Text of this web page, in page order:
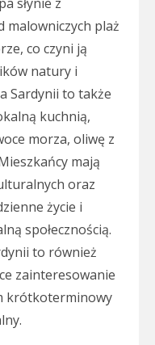
malowniczych plaż
co czyni ją
natury i
Sardynii to także
kuchnią,
morza, oliwę z
mają
oraz
życie i
społecznością.
to również
zainteresowanie
krótkoterminowy